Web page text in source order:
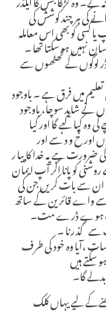
کی ہر چند کوشش کی
کسی کو بھی اس معاملہ
نہیں ہو سکتا تھا ۔
ڈر لوگوں کے ٹھٹھوں سے
میں فرق ہے ۔ باوجود
شاید سوچا، باوجود
کیا کہے گا اور کیا
اور خؑ و د سے اور
ضرورت ہے یہ خدا کا پیا ر
کو پانا اگر آپ ایمان
ان سے بات کریں جن کی
واے قائرین کے ساتھ
ہوے ڈرے مت۔
گذ رنا ۔
،آیا وہ خود کی طرف
ہیں
گا۔
لیے یہاں کلک